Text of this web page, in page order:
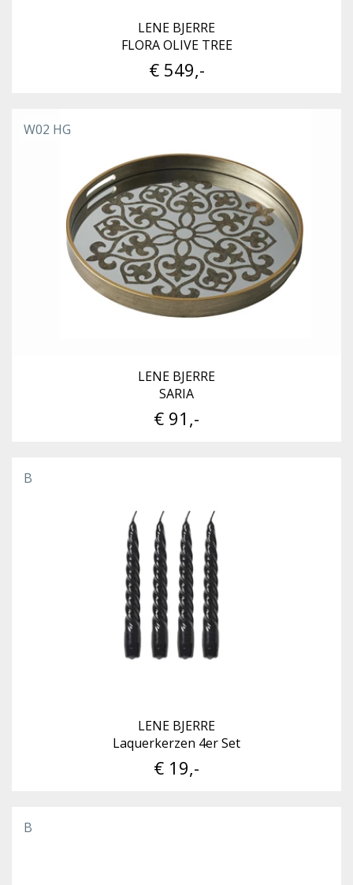
LENE BJERRE
FLORA OLIVE TREE
€ 549,-
W02 HG
LENE BJERRE
SARIA
€ 91,-
B
LENE BJERRE
Laquerkerzen 4er Set
€ 19,-
B